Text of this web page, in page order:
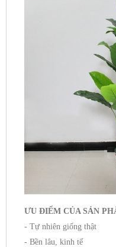
ƯU ĐIỂM CỦA SẢN
- Tự nhiên giống thật
- Bền lâu, kinh tế